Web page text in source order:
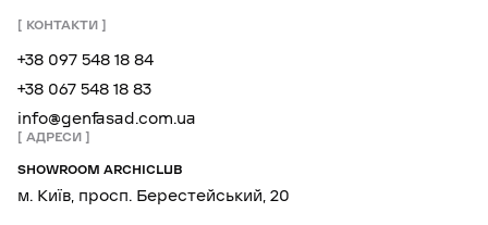
КОНТАКТИ
+38 097 548 18 84
+38 067 548 18 83
info@genfasad.com.ua
АДРЕСИ
SHOWROOM ARCHICLUB
м. Київ, просп. Берестейський, 20